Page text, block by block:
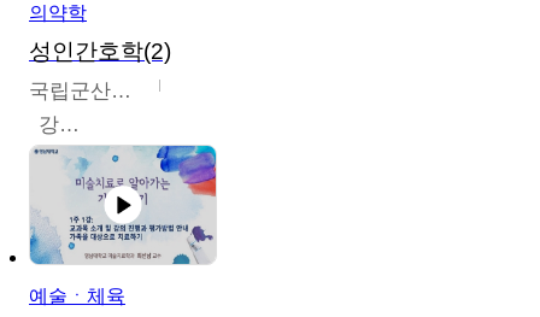
의약학
성인간호학(2)
국립군산대학교
강경아
예술ㆍ체육